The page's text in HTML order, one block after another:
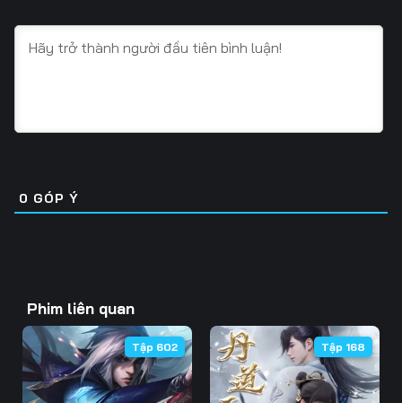
25 26
31 32 33
37 38 39
46 47 48
49 50 51
0 GÓP Ý
Phim liên quan
Tập 602 Tập 168